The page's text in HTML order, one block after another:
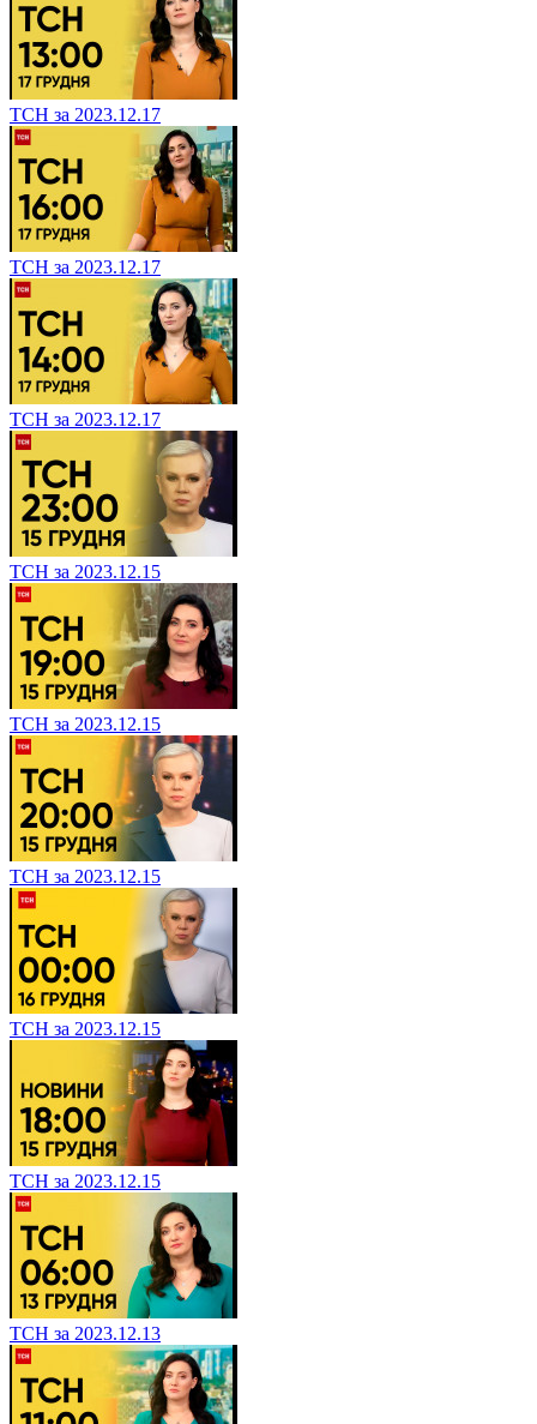
ТСН за 2023.12.17
ТСН за 2023.12.17
ТСН за 2023.12.17
ТСН за 2023.12.15
ТСН за 2023.12.15
ТСН за 2023.12.15
ТСН за 2023.12.15
ТСН за 2023.12.15
ТСН за 2023.12.13